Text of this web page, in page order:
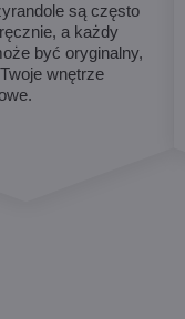
są często
a każdy
być oryginalny,
wnętrze